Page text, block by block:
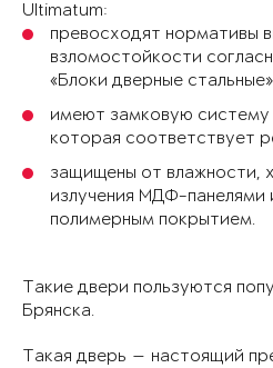
Ultimatum:
превосходят нормативы
взломостойкости
«Блоки дверные
имеют замковую систему
которая соответствует
защищены от влажности,
излучения МДФ-панелями
полимерным покрытием.
Такие двери пользуются
Брянска.
Такая дверь — настоящий